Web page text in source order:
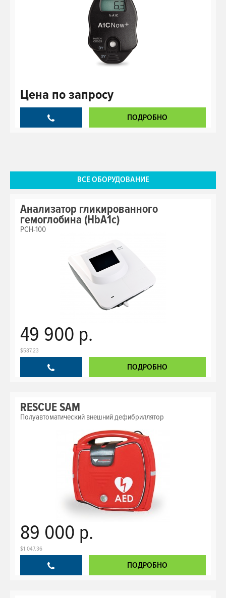
Цена по запросу
ПОДРОБНО
ВСЕ ОБОРУДОВАНИЕ
Анализатор гликированного
гемоглобина (HbA1c)
PCH-100
49 900 р.
$587.23
ПОДРОБНО
RESCUE SAM
Полуавтоматический внешний дефибриллятор
89 000 р.
$1 047.36
ПОДРОБНО